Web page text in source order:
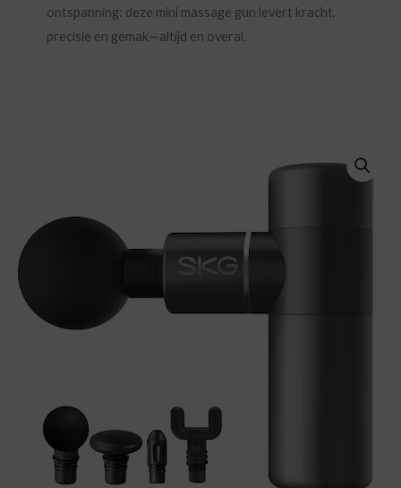
ontspanning: deze mini massage gun levert kracht,
precisie en gemak—altijd en overal.